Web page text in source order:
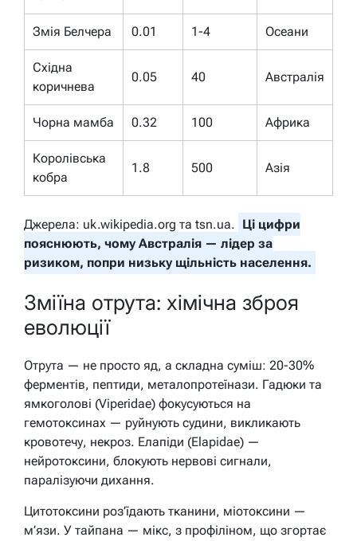
Змія Белчера 0.01 1-4 Оceани
Східна
коричнева
0.05 40 Австралія
Чорна мамба 0.32 100 Африка
Королівська
кобра
1.8 500 Азія
Джерела: uk.wikipedia.org та tsn.ua. Ці цифри
пояснюють, чому Австралія — лідер за
ризиком, попри низьку щільність населення.
Зміїна отрута: хімічна зброя
еволюції
Отрута — не просто яд, а складна суміш: 20-30%
ферментів, пептиди, металопротеїнази. Гадюки та
ямкоголові (Viperidae) фокусуються на
гемотоксинах — руйнують судини, викликають
кровотечу, некроз. Елапіди (Elapidae) —
нейротоксини, блокують нервові сигнали,
паралізуючи дихання.
Цитотоксини роз’їдають тканини, міотоксини —
м’язи. У тайпана — мікс, з профіліном, що згортає